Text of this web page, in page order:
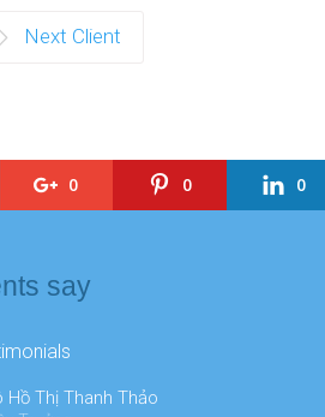
Next Client
0 0 0
say
Hồ Thị Thanh Thảo